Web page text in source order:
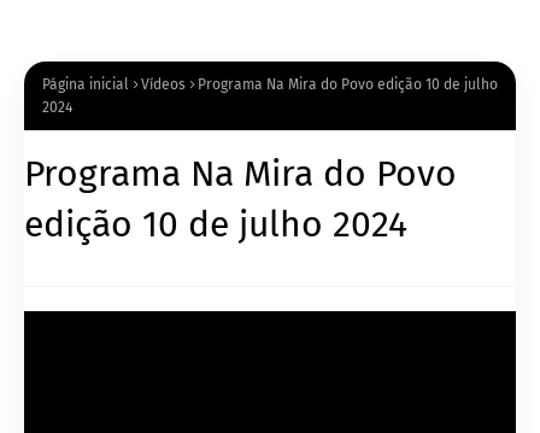
Página inicial Vídeos
Programa Na Mira do Povo edição 10 de julho
2024
Programa Na Mira do Povo
edição 10 de julho 2024